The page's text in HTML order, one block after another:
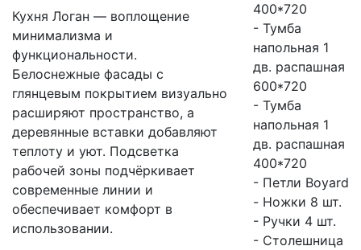
Кухня Логан — воплощение
минимализма и
функциональности.
Белоснежные фасады с
глянцевым покрытием визуально
расширяют пространство, а
деревянные вставки добавляют
теплоту и уют. Подсветка
рабочей зоны подчёркивает
современные линии и
обеспечивает комфорт в
использовании.
400*720
- Тумба
напольная 1
дв. распашная
600*720
- Тумба
напольная 1
дв. распашная
400*720
- Петли Boyard
- Ножки 8 шт.
- Ручки 4 шт.
- Столешница